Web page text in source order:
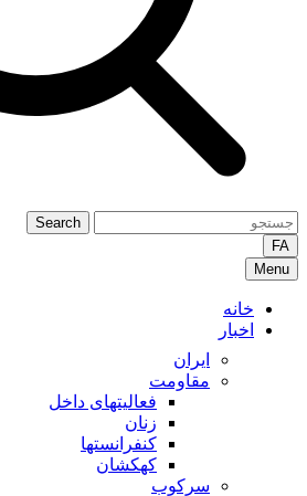
Search
FA
Menu
خانه
اخبار
ایران
مقاومت
فعالیتهای داخل
زنان
کنفرانستها
کهکشان
سرکوب